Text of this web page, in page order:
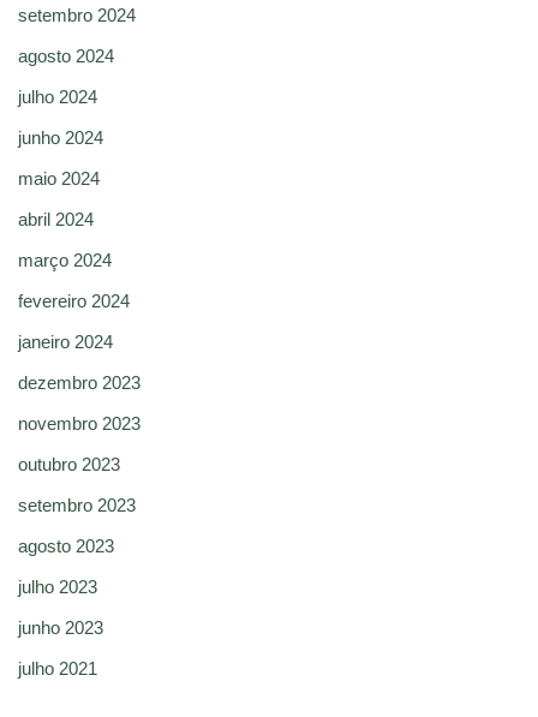
setembro 2024
agosto 2024
julho 2024
junho 2024
maio 2024
abril 2024
março 2024
fevereiro 2024
janeiro 2024
dezembro 2023
novembro 2023
outubro 2023
setembro 2023
agosto 2023
julho 2023
junho 2023
julho 2021